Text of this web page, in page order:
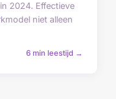
2024. Effectieve
niet alleen
6 min leestijd →